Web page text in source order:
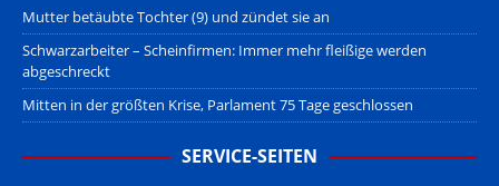
Mutter betäubte Tochter (9) und zündet sie an
Schwarzarbeiter – Scheinfirmen: Immer mehr fleißige werden
abgeschreckt
Mitten in der größten Krise, Parlament 75 Tage geschlossen
SERVICE-SEITEN